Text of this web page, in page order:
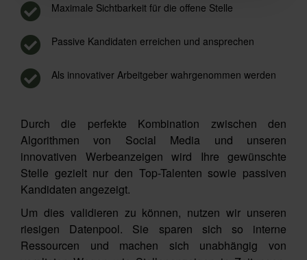
Maximale Sichtbarkeit für die offene Stelle
Passive Kandidaten erreichen und ansprechen
Als innovativer Arbeitgeber wahrgenommen werden
Durch die perfekte Kombination zwischen den
Algorithmen von Social Media und unseren
innovativen Werbeanzeigen wird Ihre gewünschte
Stelle gezielt nur den Top-Talenten sowie passiven
Kandidaten angezeigt.
Um dies validieren zu können, nutzen wir unseren
riesigen Datenpool. Sie sparen sich so interne
Ressourcen und machen sich unabhängig von